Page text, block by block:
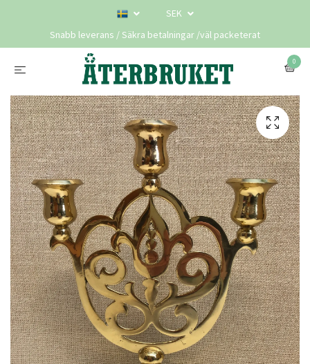
SEK
Snabb leverans / Säkra betalningar /väl packeterat
0